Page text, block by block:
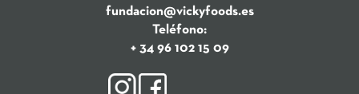
fundacion@vickyfoods.es
Teléfono:
+ 34 96 102 15 09